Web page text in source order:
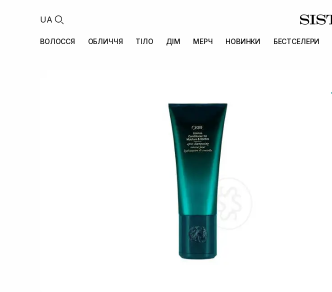
UA
ВОЛОССЯ ОБЛИЧЧЯ ТІЛО ДІМ МЕРЧ НОВИНКИ БЕСТСЕЛЕРИ